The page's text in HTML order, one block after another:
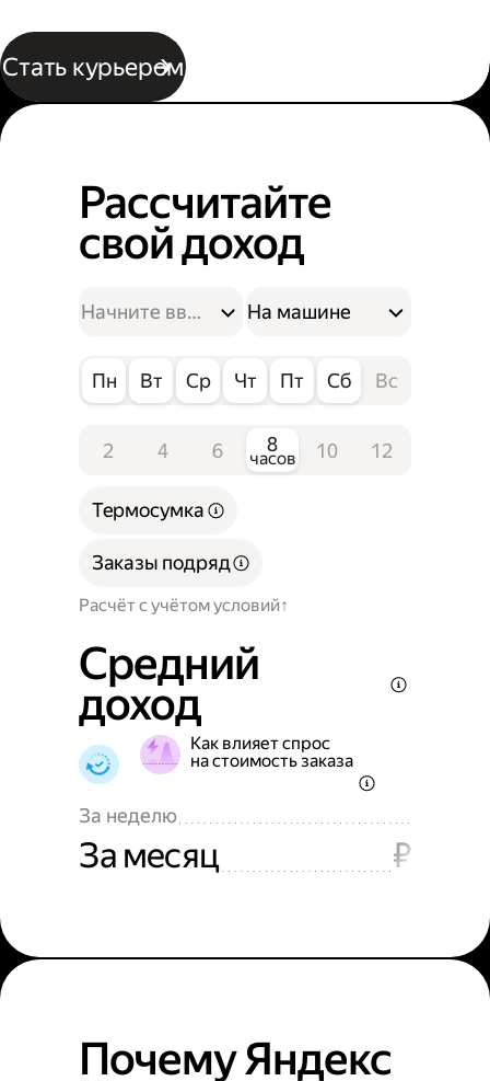
Стать курьером
Рассчитайте
свой доход
На машине
Пн Вт Ср Чт Пт Сб Вс
2 4 6 8
часов 10 12
Расчёт с учётом условий
Термосумка
Заказы подряд
Средний
доход
Как влияет спрос
на стоимость заказа
За неделю
За месяц ₽
Почему Яндекс